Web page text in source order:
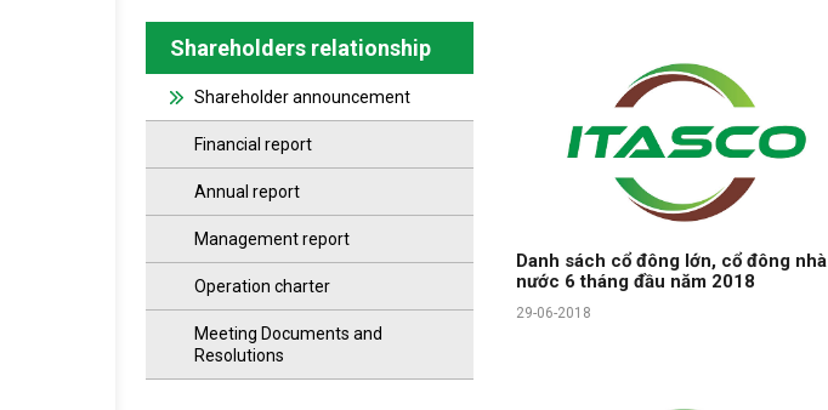
Shareholders relationship
Shareholder announcement
Financial report
Annual report
Management report
Operation charter
Meeting Documents and
Resolutions
Danh sách cổ đông lớn, cổ đông nhà
nước 6 tháng đầu năm 2018
29-06-2018